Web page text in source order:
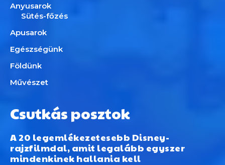
Anyusarok
Sütés-főzés
Apusarok
Egészségünk
Földünk
Művészet
Csutkás posztok
A 20 legemlékezetesebb Disney-
rajzfilmdal, amit legalább egyszer
mindenkinek hallania kell